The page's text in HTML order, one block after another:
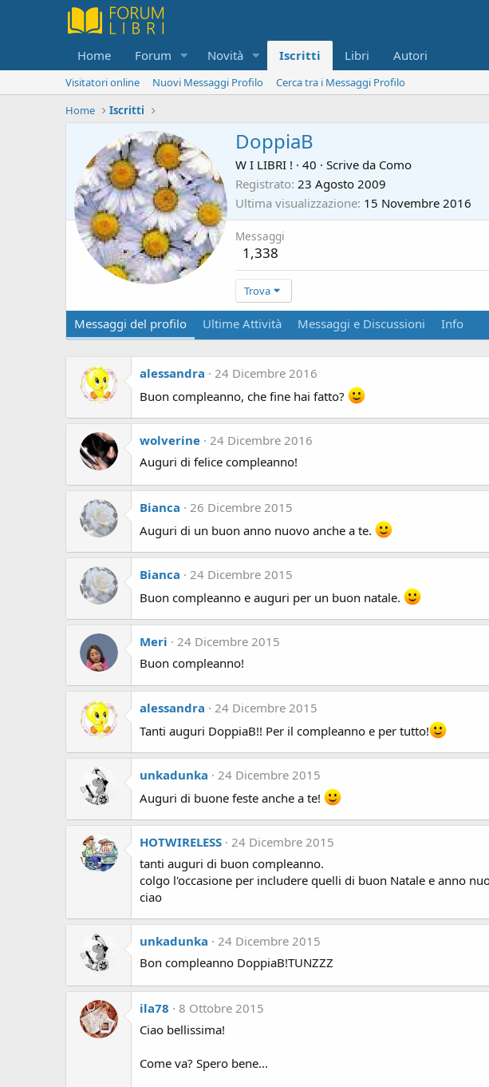
Home Forum Novità Iscritti Libri Autori
Visitatori online Nuovi Messaggi Profilo
Cerca tra i Messaggi Profilo
Home
Iscritti
DoppiaB
W I LIBRI ! · 40 · Scrive da Como
Registrato 23 Agosto 2009
Ultima visualizzazione 15 Novembre 2016
Messaggi
1,338
Trova
Messaggi del profilo Ultime Attività Messaggi e Discussioni Info
alessandra
24 Dicembre 2016
Buon compleanno, che fine hai fatto?
wolverine 24 Dicembre 2016
Auguri di felice compleanno!
Bianca
26 Dicembre 2015
Auguri di un buon anno nuovo anche a te.
Bianca
24 Dicembre 2015
Buon compleanno e auguri per un buon natale.
Meri
24 Dicembre 2015
Buon compleanno!
alessandra
24 Dicembre 2015
Tanti auguri DoppiaB!! Per il compleanno e per tutto!
unkadunka
24 Dicembre 2015
Auguri di buone feste anche a te!
HOTWIRELESS 24 Dicembre 2015
tanti auguri di buon compleanno.
colgo l'occasione per includere quelli di buon Natale e anno
ciao
unkadunka
24 Dicembre 2015
Bon compleanno DoppiaB!TUNZZZ
ila78
8 Ottobre 2015
Ciao bellissima!
Come va? Spero bene...